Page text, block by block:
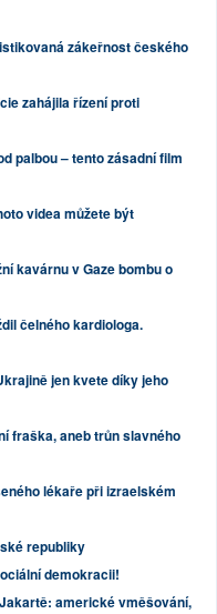
zákeřnost českého
zahájila řízení proti
palbou – tento zásadní film
videa můžete být
kavárnu v Gaze bombu o
čelného kardiologa.
jen kvete díky jeho
fraška, aneb trůn slavného
lékaře při izraelském
republiky
demokracii!
americké vměšování,